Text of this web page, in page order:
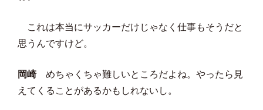
これは本当にサッカーだけじゃなく仕事もそうだと
思うんですけど。
岡崎 めちゃくちゃ難しいところだよね。やったら見
えてくることがあるかもしれないし。